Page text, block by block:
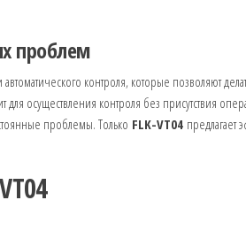
проблем
контроля, которые позволяют
осуществления контроля без присутствия
проблемы. Только FLK-VT04 предлагает